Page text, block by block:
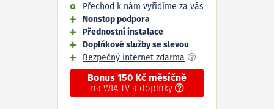
Přechod k nám vyřídíme za vás
Nonstop podpora
Přednostní instalace
Doplňkové služby se slevou
Bezpečný internet zdarma
Bonus 150 Kč měsíčně
na WIA TV a doplňky